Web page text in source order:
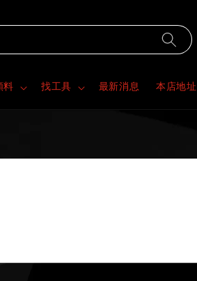
料 找工具 最新消息 本店地址